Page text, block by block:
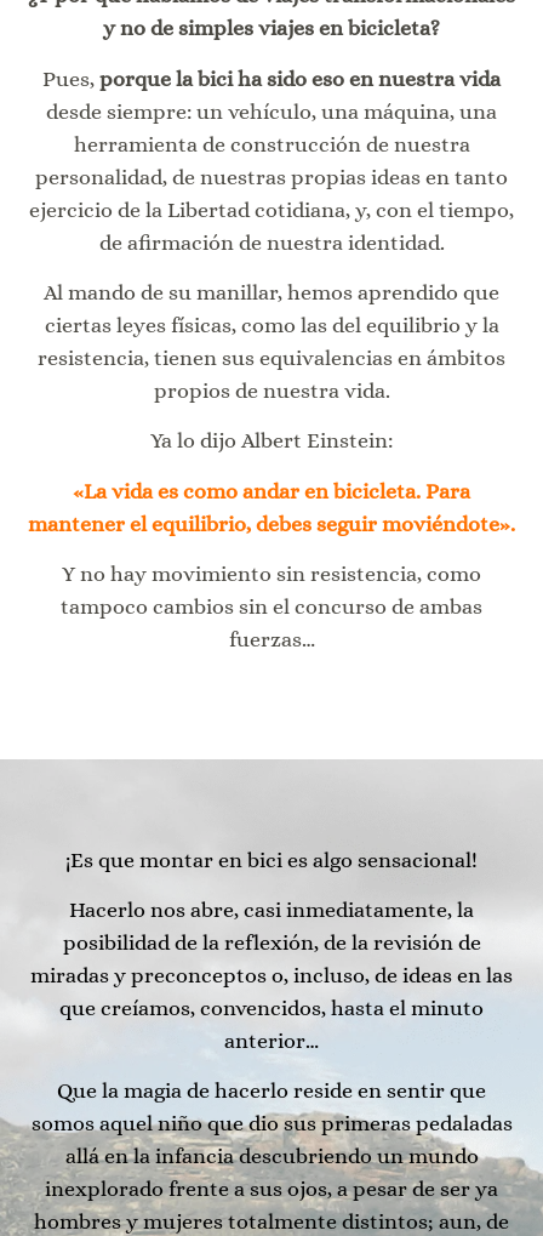
y no de simples viajes en bicicleta?
Pues, porque la bici ha sido eso en nuestra vida
desde siempre: un vehículo, una máquina, una
herramienta de construcción de nuestra
personalidad, de nuestras propias ideas en tanto
ejercicio de la Libertad cotidiana, y, con el tiempo,
de afirmación de nuestra identidad.
Al mando de su manillar, hemos aprendido que
ciertas leyes físicas, como las del equilibrio y la
resistencia, tienen sus equivalencias en ámbitos
propios de nuestra vida.
Ya lo dijo Albert Einstein:
«La vida es como andar en bicicleta. Para
mantener el equilibrio, debes seguir moviéndote».
Y no hay movimiento sin resistencia, como
tampoco cambios sin el concurso de ambas
fuerzas…
¡Es que montar en bici es algo sensacional!
Hacerlo nos abre, casi inmediatamente, la
posibilidad de la reflexión, de la revisión de
miradas y preconceptos o, incluso, de ideas en las
que creíamos, convencidos, hasta el minuto
anterior…
Que la magia de hacerlo reside en sentir que
somos aquel niño que dio sus primeras pedaladas
allá en la infancia descubriendo un mundo
inexplorado frente a sus ojos, a pesar de ser ya
hombres y mujeres totalmente distintos; aun, de